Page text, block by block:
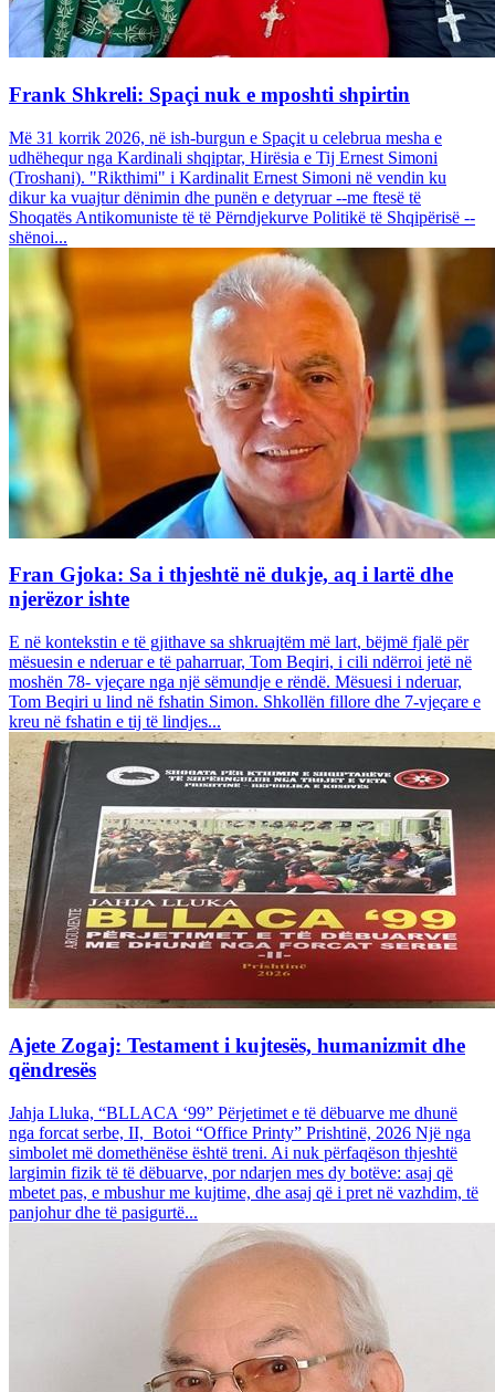
Frank Shkreli: Spaçi nuk e mposhti shpirtin
Më 31 korrik 2026, në ish-burgun e Spaçit u celebrua mesha e
udhëhequr nga Kardinali shqiptar, Hirësia e Tij Ernest Simoni
(Troshani). "Rikthimi" i Kardinalit Ernest Simoni në vendin ku
dikur ka vuajtur dënimin dhe punën e detyruar --me ftesë të
Shoqatës Antikomuniste të të Përndjekurve Politikë të Shqipërisë --
shënoi...
Fran Gjoka: Sa i thjeshtë në dukje, aq i lartë dhe
njerëzor ishte
E në kontekstin e të gjithave sa shkruajtëm më lart, bëjmë fjalë për
mësuesin e nderuar e të paharruar, Tom Beqiri, i cili ndërroi jetë në
moshën 78- vjeçare nga një sëmundje e rëndë. Mësuesi i nderuar,
Tom Beqiri u lind në fshatin Simon. Shkollën fillore dhe 7-vjeçare e
kreu në fshatin e tij të lindjes...
Ajete Zogaj: Testament i kujtesës, humanizmit dhe
qëndresës
Jahja Lluka, “BLLACA ‘99” Përjetimet e të dëbuarve me dhunë
nga forcat serbe, II, Botoi “Office Printy” Prishtinë, 2026 Një nga
simbolet më domethënëse është treni. Ai nuk përfaqëson thjeshtë
largimin fizik të të dëbuarve, por ndarjen mes dy botëve: asaj që
mbetet pas, e mbushur me kujtime, dhe asaj që i pret në vazhdim, të
panjohur dhe të pasigurtë...